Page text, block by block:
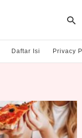
Daftar Isi Privacy